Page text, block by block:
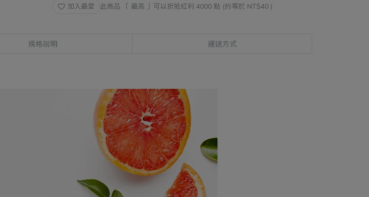
加入最愛 此商品 「 最高 」可以折抵紅利 4000 點 (約等於 NT$40 )
規格說明 運送方式